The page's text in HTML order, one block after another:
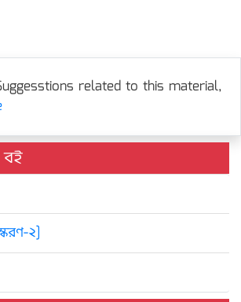
related to this material,
বই
২]